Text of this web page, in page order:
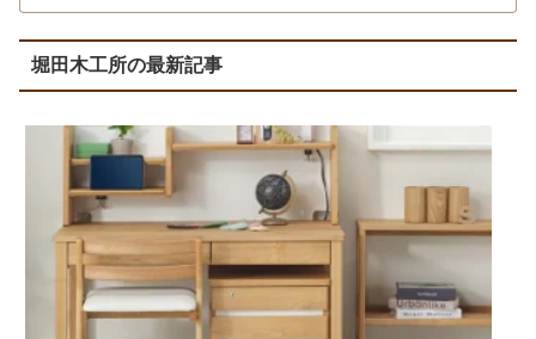
堀田木工所の最新記事